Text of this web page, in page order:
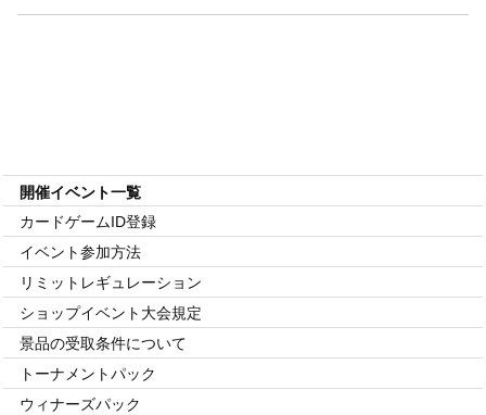
開催イベント一覧
カードゲームID登録
イベント参加方法
リミット レギュレーション
ショップイベント 大会規定
景品の受取条件について
トーナメントパック
ウィナーズパック